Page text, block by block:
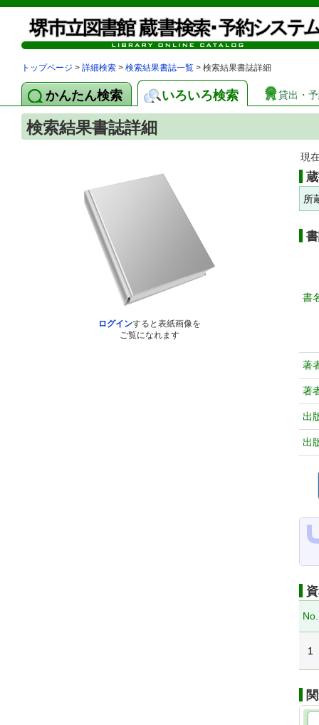
トップページ > 詳細検索 > 検索結果書誌一覧 > 検索結果書誌詳細
かんたん検索 いろいろ検索 貸出・
検索結果書誌詳細
ログインすると表紙画像を
ご覧になれます
現
所
書
著
著
出
出
No.
1